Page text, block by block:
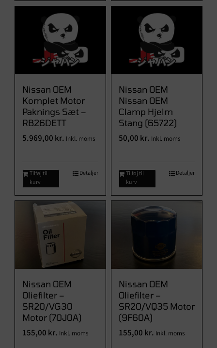
Nissan OEM
Komplet Motor
Paknings Sæt –
RB26DETT
5.969,00 kr. Inkl. moms
Tilføj til
kurv
Detaljer
Nissan OEM
Nissan OEM
Clamp Hjelm
Stang (65722)
50,00 kr. Inkl. moms
Tilføj til
kurv
Detaljer
Nissan OEM
Oliefilter –
SR20/VG30
Motor (70J0A)
155,00 kr. Inkl. moms
Nissan OEM
Oliefilter –
SR20/VQ35 Motor
(9F60A)
155,00 kr. Inkl. moms